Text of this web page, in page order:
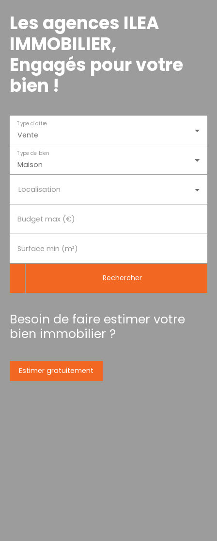
Les agences ILEA
IMMOBILIER,
Engagés pour votre
bien !
Vente
Type d'offre
Maison
Type de bien
Localisation
Budget max (€)
Surface min (m²)
Rechercher
Besoin de faire estimer votre
bien immobilier ?
Estimer gratuitement